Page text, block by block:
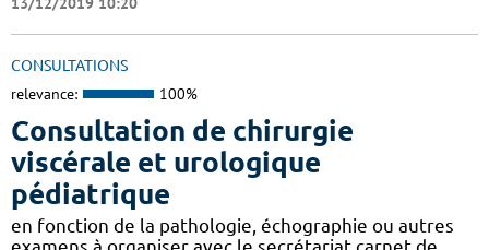
CONSULTATIONS
relevance: 100%
Consultation de chirurgie
viscérale et urologique
pédiatrique
en fonction de la pathologie, échographie ou autres